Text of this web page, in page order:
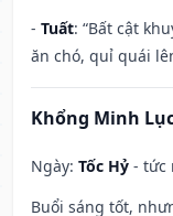
- Tuất: “Bất cật
ăn chó, quỉ quái
Khổng Minh
Ngày: Tốc Hỷ - tức
Buổi sáng tốt,